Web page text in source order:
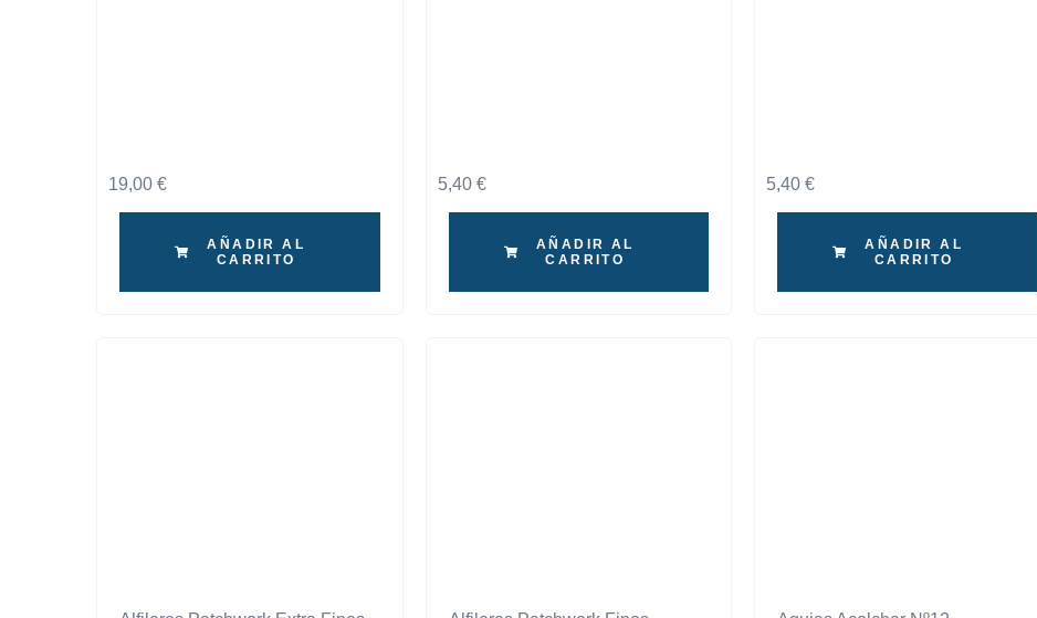
19,00 €
AÑADIR AL
CARRITO
5,40 €
AÑADIR AL
CARRITO
5,40 €
AÑADIR AL
CARRITO